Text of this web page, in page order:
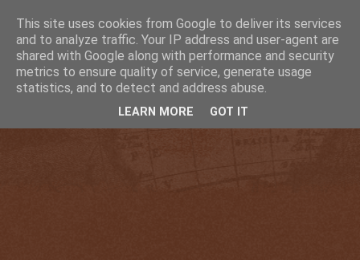
This site uses cookies from Google to deliver its services
and to analyze traffic. Your IP address and user-agent are
shared with Google along with performance and security
metrics to ensure quality of service, generate usage
statistics, and to detect and address abuse.
LEARN MORE GOT IT